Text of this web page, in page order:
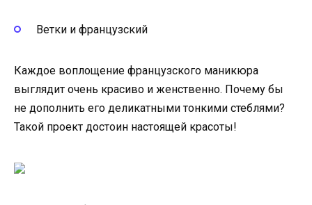
Ветки и французский
Каждое воплощение французского маникюра
выглядит очень красиво и женственно. Почему бы
не дополнить его деликатными тонкими стеблями?
Такой проект достоин настоящей красоты!